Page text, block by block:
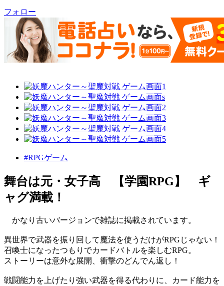
フォロー
#RPGゲーム
舞台は元・女子高 【学園RPG】 ギ
ャグ満載！
かなり古いバージョンで雑誌に掲載されています。
異世界で武器を振り回して魔法を使うだけがRPGじゃない！
召喚士になったつもりでカードバトルを楽しむRPG。
ストーリーは意外な展開、衝撃のどんでん返し！
戦闘能力を上げたり強い武器を得る代わりに、カード能力を